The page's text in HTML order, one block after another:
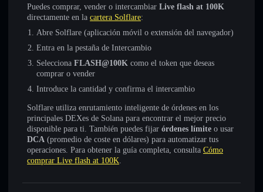
Puedes comprar, vender o intercambiar Live flash at 100K
directamente en la cartera Solflare:
Abre Solflare (aplicación móvil o extensión del navegador)
Entra en la pestaña de Intercambio
Selecciona FLASH@100K como el token que deseas
comprar o vender
Introduce la cantidad y confirma el intercambio
Solflare utiliza enrutamiento inteligente de órdenes en los
principales DEXes de Solana para encontrar el mejor precio
disponible para ti. También puedes fijar órdenes límite o usar
DCA (promedio de coste en dólares) para automatizar tus
operaciones. Para obtener la guía completa, consulta Cómo
comprar Live flash at 100K.